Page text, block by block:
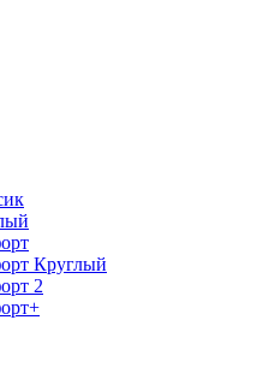
Круглый
2